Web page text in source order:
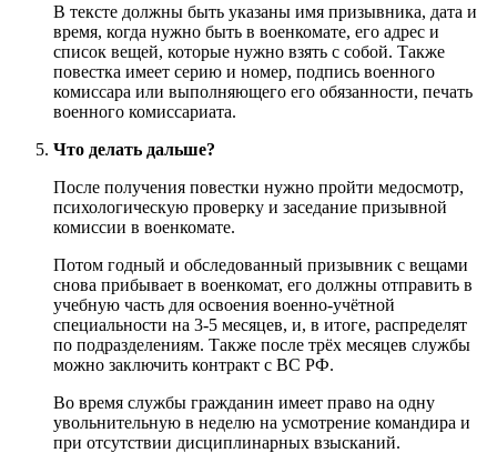
В тексте должны быть указаны имя призывника, дата и
время, когда нужно быть в военкомате, его адрес и
список вещей, которые нужно взять с собой. Также
повестка имеет серию и номер, подпись военного
комиссара или выполняющего его обязанности, печать
военного комиссариата.
Что делать дальше?
После получения повестки нужно пройти медосмотр,
психологическую проверку и заседание призывной
комиссии в военкомате.
Потом годный и обследованный призывник с вещами
снова прибывает в военкомат, его должны отправить в
учебную часть для освоения военно-учётной
специальности на 3-5 месяцев, и, в итоге, распределят
по подразделениям. Также после трёх месяцев службы
можно заключить контракт с ВС РФ.
Во время службы гражданин имеет право на одну
увольнительную в неделю на усмотрение командира и
при отсутствии дисциплинарных взысканий.